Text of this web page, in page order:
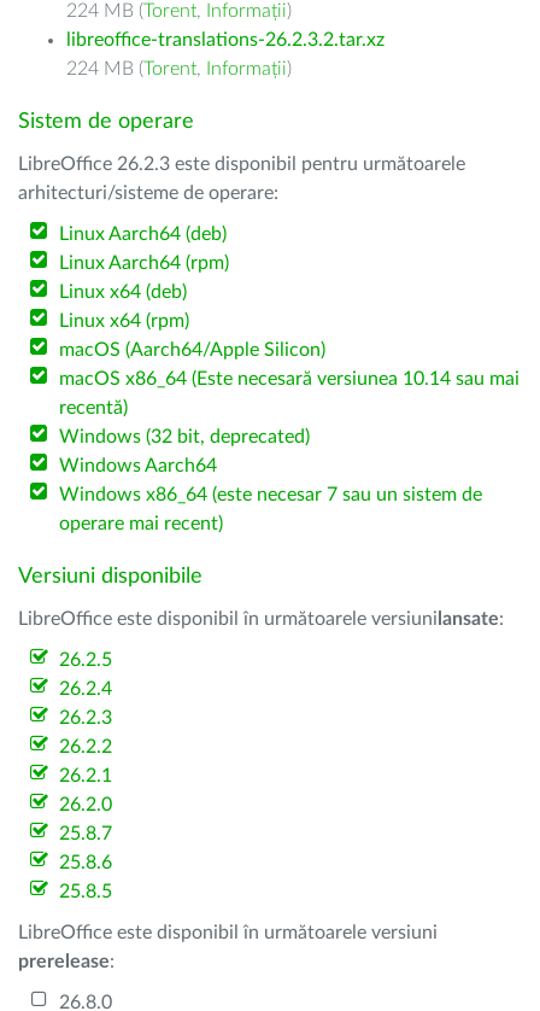
224 MB (Torent, Informații)
libreoffice-translations-26.2.3.2.tar.xz
224 MB (Torent, Informații)
Sistem de operare
LibreOffice 26.2.3 este disponibil pentru următoarele
arhitecturi/sisteme de operare:
Linux Aarch64 (deb)
Linux Aarch64 (rpm)
Linux x64 (deb)
Linux x64 (rpm)
macOS (Aarch64/Apple Silicon)
macOS x86_64 (Este necesară versiunea 10.14 sau mai
recentă)
Windows (32 bit, deprecated)
Windows Aarch64
Windows x86_64 (este necesar 7 sau un sistem de
operare mai recent)
Versiuni disponibile
LibreOffice este disponibil în următoarele versiuni lansate:
26.2.5
26.2.4
26.2.3
26.2.2
26.2.1
26.2.0
25.8.7
25.8.6
25.8.5
LibreOffice este disponibil în următoarele versiuni
prerelease:
26.8.0